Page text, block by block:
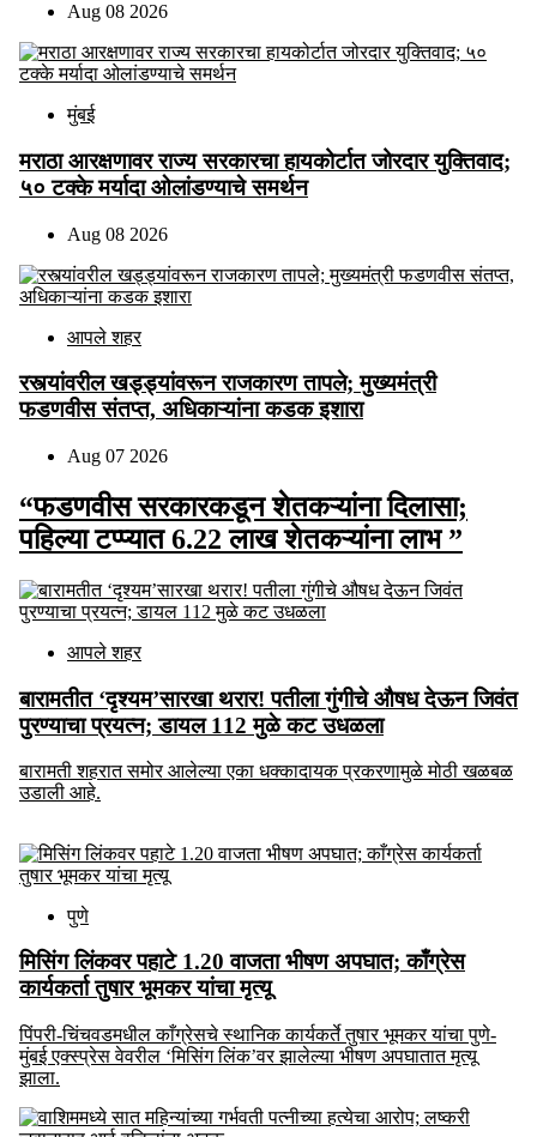
Aug 08 2026
मुंबई
मराठा आरक्षणावर राज्य सरकारचा हायकोर्टात जोरदार युक्तिवाद;
५० टक्के मर्यादा ओलांडण्याचे समर्थन
Aug 08 2026
आपले शहर
रस्त्यांवरील खड्ड्यांवरून राजकारण तापले; मुख्यमंत्री
फडणवीस संतप्त, अधिकाऱ्यांना कडक इशारा
Aug 07 2026
“फडणवीस सरकारकडून शेतकऱ्यांना दिलासा;
पहिल्या टप्प्यात 6.22 लाख शेतकऱ्यांना लाभ ”
आपले शहर
बारामतीत ‘दृश्यम’सारखा थरार! पतीला गुंगीचे औषध देऊन जिवंत
पुरण्याचा प्रयत्न; डायल 112 मुळे कट उधळला
बारामती शहरात समोर आलेल्या एका धक्कादायक प्रकरणामुळे मोठी खळबळ
उडाली आहे.
पुणे
मिसिंग लिंकवर पहाटे 1.20 वाजता भीषण अपघात; काँग्रेस
कार्यकर्ता तुषार भूमकर यांचा मृत्यू
पिंपरी-चिंचवडमधील काँग्रेसचे स्थानिक कार्यकर्ते तुषार भूमकर यांचा पुणे-
मुंबई एक्स्प्रेस वेवरील ‘मिसिंग लिंक’वर झालेल्या भीषण अपघातात मृत्यू
झाला.